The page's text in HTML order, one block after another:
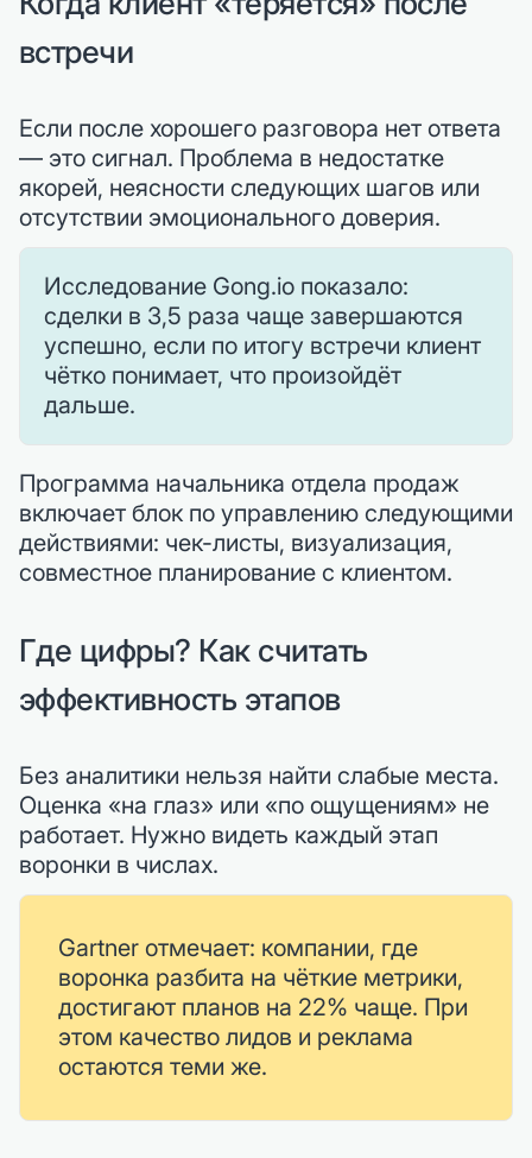
встречи
Если после хорошего разговора нет ответа
— это сигнал. Проблема в недостатке
якорей, неясности следующих шагов или
отсутствии эмоционального доверия.
Исследование Gong.io показало:
сделки в 3,5 раза чаще завершаются
успешно, если по итогу встречи клиент
чётко понимает, что произойдёт
дальше.
Программа начальника отдела продаж
включает блок по управлению следующими
действиями: чек-листы, визуализация,
совместное планирование с клиентом.
Где цифры? Как считать
эффективность этапов
Без аналитики нельзя найти слабые места.
Оценка «на глаз» или «по ощущениям» не
работает. Нужно видеть каждый этап
воронки в числах.
Gartner отмечает: компании, где
воронка разбита на чёткие метрики,
достигают планов на 22% чаще. При
этом качество лидов и реклама
остаются теми же.